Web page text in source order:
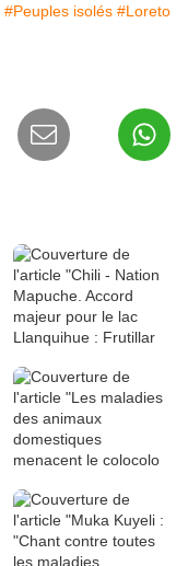
#Peuples isolés #Loreto